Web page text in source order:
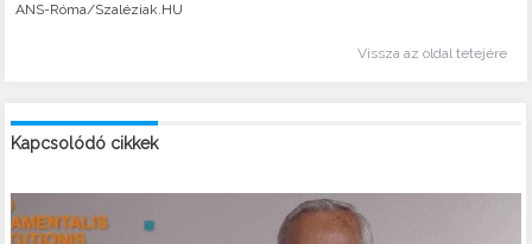
ANS-Róma/Szaléziak.HU
Vissza az oldal tetejére
Kapcsolódó cikkek